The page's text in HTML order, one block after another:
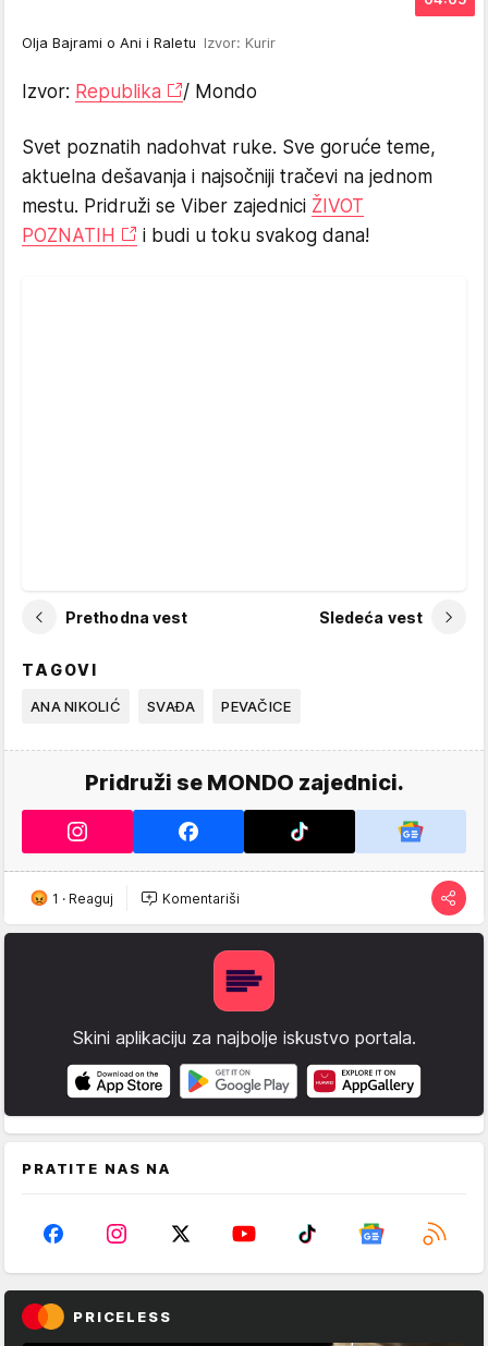
Olja Bajrami o Ani i Raletu Izvor: Kurir
Izvor: Republika / Mondo
Svet poznatih nadohvat ruke. Sve goruće teme,
aktuelna dešavanja i najsočniji tračevi na jednom
mestu. Pridruži se Viber zajednici ŽIVOT
POZNATIH
i budi u toku svakog dana!
Prethodna vest Sledeća vest
TAGOVI
ANA NIKOLIĆ SVAĐA PEVAČICE
Pridruži se MONDO zajednici.
1 · Reaguj Komentariši
Skini aplikaciju za najbolje iskustvo portala.
PRATITE NAS NA
PRICELESS